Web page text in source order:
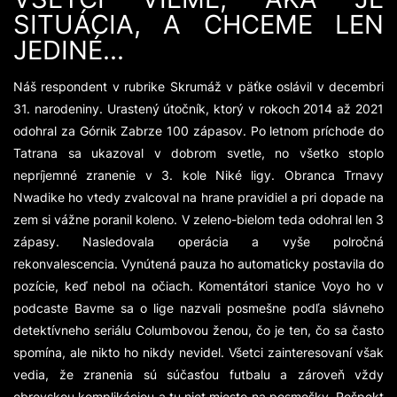
SITUÁCIA, A CHCEME LEN
JEDINÉ...
Náš respondent v rubrike Skrumáž v päťke oslávil v decembri
31. narodeniny. Urastený útočník, ktorý v rokoch 2014 až 2021
odohral za Górnik Zabrze 100 zápasov. Po letnom príchode do
Tatrana sa ukazoval v dobrom svetle, no všetko stoplo
nepríjemné zranenie v 3. kole Niké ligy. Obranca Trnavy
Nwadike ho vtedy zvalcoval na hrane pravidiel a pri dopade na
zem si vážne poranil koleno. V zeleno-bielom teda odohral len 3
zápasy. Nasledovala operácia a vyše polročná
rekonvalescencia. Vynútená pauza ho automaticky postavila do
pozície, keď nebol na očiach. Komentátori stanice Voyo ho v
podcaste Bavme sa o lige nazvali posmešne podľa slávneho
detektívneho seriálu Columbovou ženou, čo je ten, čo sa často
spomína, ale nikto ho nikdy nevidel. Všetci zainteresovaní však
vedia, že zranenia sú súčasťou futbalu a zároveň vždy